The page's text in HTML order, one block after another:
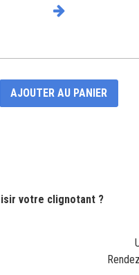
AJOUTER AU PANIER
votre clignotant ?